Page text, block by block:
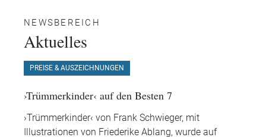
NEWSBEREICH
Aktuelles
PREISE & AUSZEICHNUNGEN
›Trümmerkinder‹ auf den Besten 7
›Trümmerkinder‹ von Frank Schwieger, mit
Illustrationen von Friederike Ablang, wurde auf